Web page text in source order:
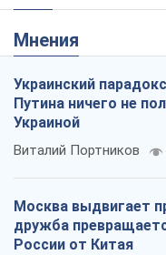
Мнения
Украинский
Путина ничего не
Украиной
Виталий Портников
Москва выдвигает
дружба
России от Китая